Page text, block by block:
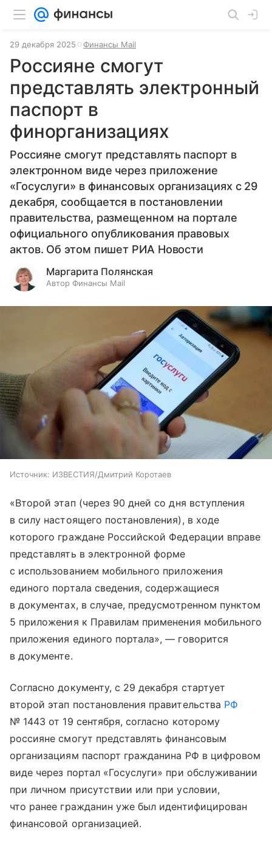
29 декабря 2025 Финансы Mail
Россияне смогут
представлять электронный
паспорт в
финорганизациях
Россияне смогут представлять паспорт в
электронном виде через приложение
«Госуслуги» в финансовых организациях с 29
декабря, сообщается в постановлении
правительства, размещенном на портале
официального опубликования правовых
актов. Об этом пишет РИА Новости
Маргарита Полянская
Автор Финансы Mail
Источник: ИЗВЕСТИЯ/Дмитрий Коротаев
«Второй этап (через 90 дней со дня вступления
в силу настоящего постановления), в ходе
которого граждане Российской Федерации вправе
представлять в электронной форме
с использованием мобильного приложения
единого портала сведения, содержащиеся
в документах, в случае, предусмотренном пунктом
5 приложения к Правилам применения мобильного
приложения единого портала», — говорится
в документе.
Согласно документу, с 29 декабря стартует
второй этап постановления правительства РФ
№ 1443 от 19 сентября, согласно которому
россияне смогут представлять финансовым
организациям паспорт гражданина РФ в цифровом
виде через портал «Госуслуги» при обслуживании
при личном присутствии или при условии,
что ранее гражданин уже был идентифицирован
финансовой организацией.